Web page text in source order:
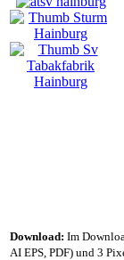
Download: Im
AI EPS, PDF) und 3